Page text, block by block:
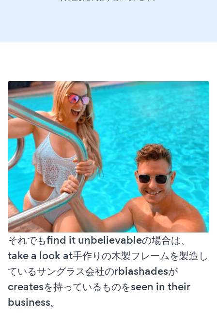
それでもfind it unbelievableの場合は、
take a look at手作りの木製フレームを製造し
ているサングラス会社のrbiashadesが
createsを持っているものをseen in their
business。